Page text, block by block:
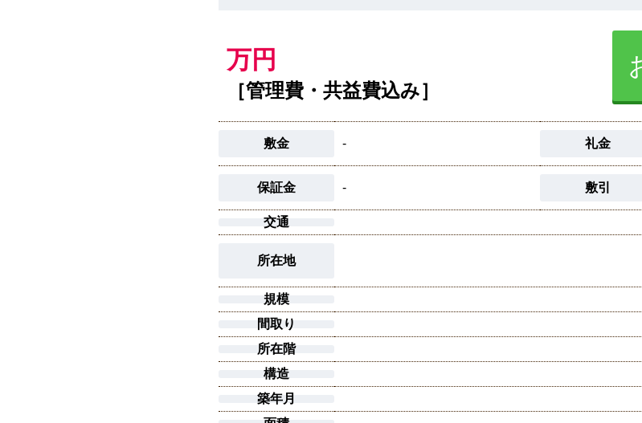
万円
［管理費・共益費込み］
敷金 - 礼金
保証金 - 敷引
交通
所在地
規模
間取り
所在階
構造
築年月